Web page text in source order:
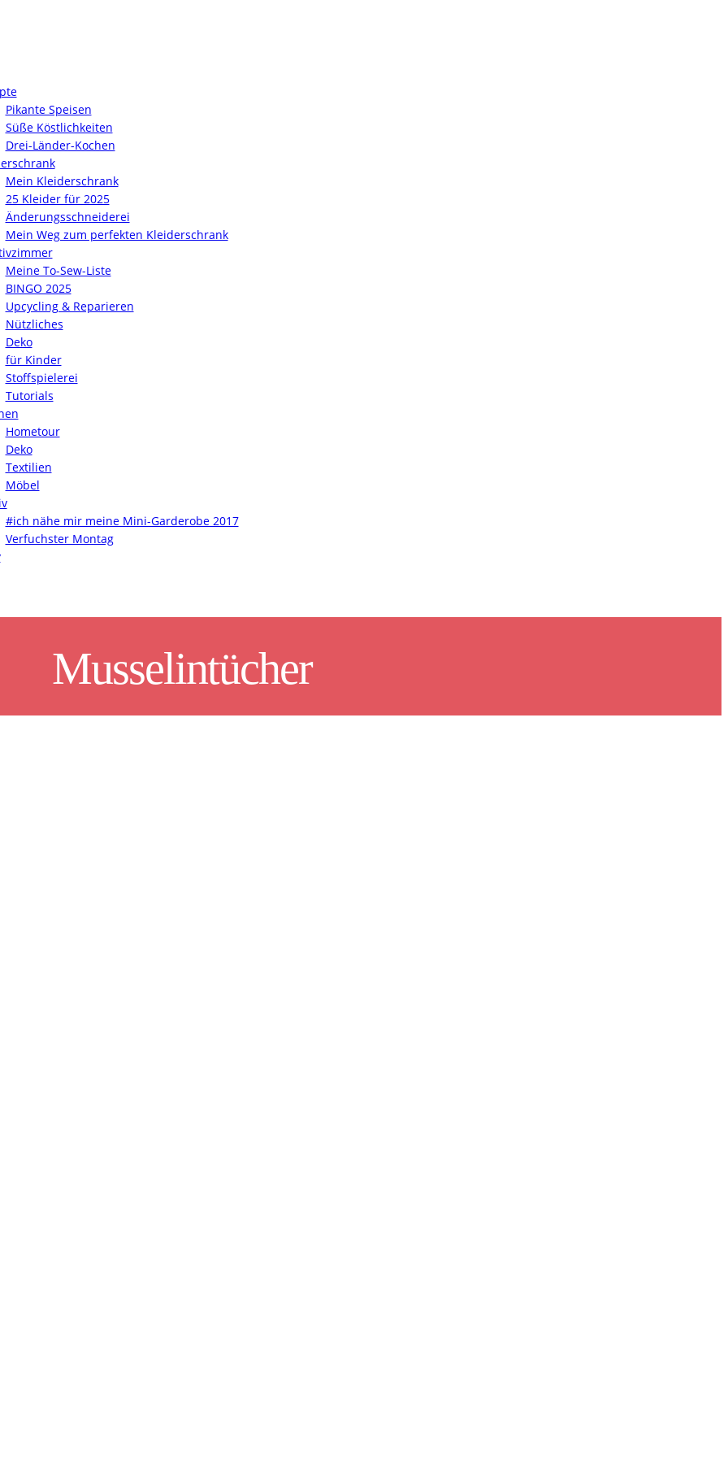
Pikante Speisen
Süße Köstlichkeiten
Drei-Länder-Kochen
Mein Kleiderschrank
25 Kleider für 2025
Änderungsschneiderei
Mein Weg zum perfekten Kleiderschrank
Meine To-Sew-Liste
BINGO 2025
Upcycling & Reparieren
Nützliches
Deko
für Kinder
Stoffspielerei
Tutorials
Hometour
Deko
Textilien
Möbel
#ich nähe mir meine Mini-Garderobe 2017
Verfuchster Montag
Musselintücher